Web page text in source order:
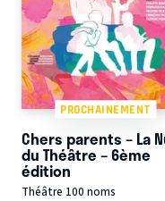
PROCHAINEMENT
Chers parents – La
du Théâtre – 6ème
édition
Théâtre 100 noms